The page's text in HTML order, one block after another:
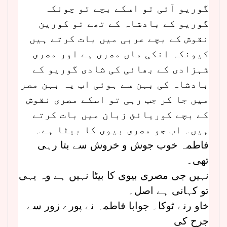
گوریو آئی تو اسکے بچے تو چونکہ
گوریو کے بادشاہ کے تھے تو کورین
نقوش کے بچے عربی میں بات کرتے ہیں
کیونکہ انکی ماں مصری ہے اور مصری
شہزادی کے بھائی کی شادی گوریو کے
بادشاہ کی بہن سے ہوئی اب یہ بہن مصر
میں جا کر جب رہی تو اسکے مصری نقوش
کے بچے کوریائئ زبان میں بات کرتے
ہیں۔ اب جو مصری بیوی کا بیٹا ہے۔
فاطمہ خوب جوش و خروش سے بتا رہی
تھی۔
نہیں جی مصری بیوی کا بیٹا نہیں ہے وہ یہی
تو کہانی ہے اصل۔
خاو رنے ٹوکا۔ جوابا فاطمہ نے پورے زور سے
جرح کی